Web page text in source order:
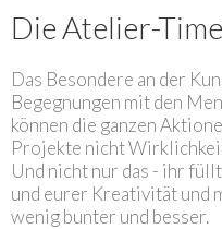
Die Atelier-
Das Besondere an der
Begegnungen mit den
können die ganzen
Projekte nicht
Und nicht nur das - ihr
und eurer Kreativität und
wenig bunter und besser.